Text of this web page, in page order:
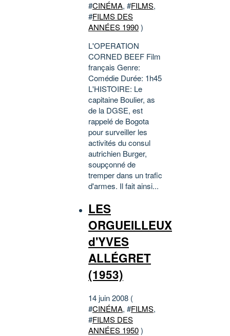
#CINÉMA, #FILMS,
#FILMS DES
ANNÉES 1990)
L'OPERATION
CORNED BEEF Film
français Genre:
Comédie Durée: 1h45
L'HISTOIRE: Le
capitaine Boulier, as
de la DGSE, est
rappelé de Bogota
pour surveiller les
activités du consul
autrichien Burger,
soupçonné de
tremper dans un trafic
d'armes. Il fait ainsi...
LES
ORGUEILLEUX
d'YVES
ALLÉGRET
(1953)
14 juin 2008 (
#CINÉMA, #FILMS,
#FILMS DES
ANNÉES 1950)